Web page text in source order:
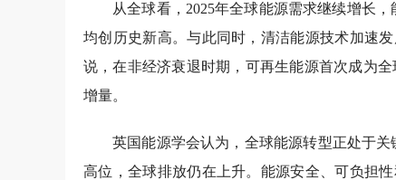
从全球看，2025年全球能源需求继续增长
均创历史新高。与此同时，清洁能源技术加速
说，在非经济衰退时期，可再生能源首次成为
增量。
英国能源学会认为，全球能源转型正处于
高位，全球排放仍在上升。能源安全、可负担